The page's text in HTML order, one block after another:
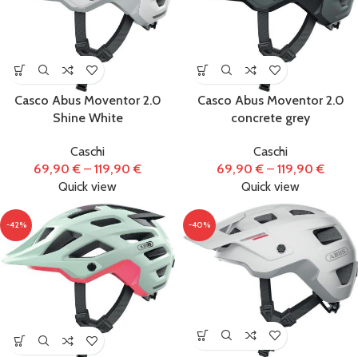
Abbigliamento (66)
Accessori(434)
Biciclette(122)
E-Bike(86)
Monopattini
Elettrici(1)
manutenzione(31)
Casco Abus Moventor 2.0
Shine White
Caschi
69,90€ – 119,90€
Quick view
Casco Abus Moventor 2.0
concrete grey
Caschi
69,90€ – 119,90€
Quick view
-42% -40%